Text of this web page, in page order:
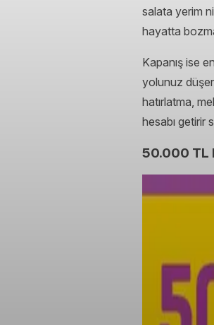
salata yerim
hayatta
Kapanış ise
yolunuz
hatırlatma,
hesabı getirir
50.000 TL